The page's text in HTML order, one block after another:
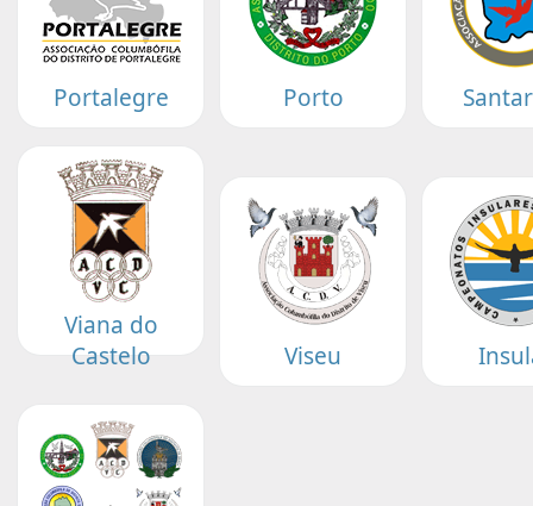
Portalegre Porto
Viana do
Castelo
Viseu